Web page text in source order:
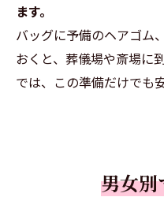
ます。
バッグに予備のヘアゴム
おくと、葬儀場や斎場に
では、この準備だけでも
男女別